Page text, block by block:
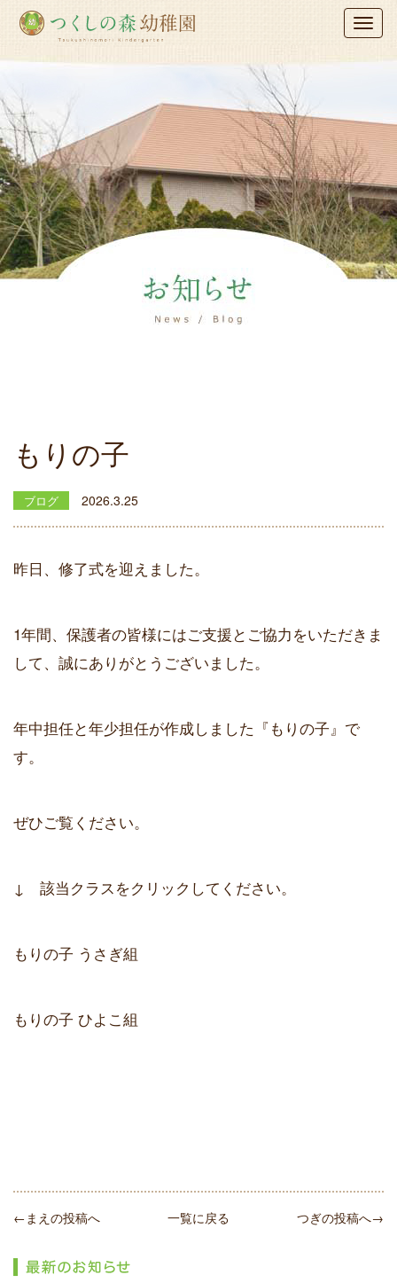
木更津つく
もりの子
ブログ 2026.3.25
昨日、修了式を迎えました。
1年間、保護者の皆様にはご支援とご協力をいただきま
して、誠にありがとうございました。
年中担任と年少担任が作成しました『もりの子』で
す。
ぜひご覧ください。
↓ 該当クラスをクリックしてください。
もりの子 うさぎ組
もりの子 ひよこ組
←まえの投稿へ 一覧に戻る つぎの投稿へ→